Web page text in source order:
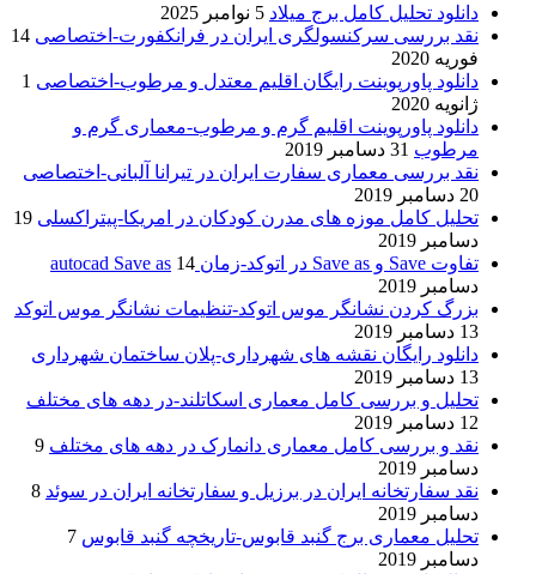
دانلود تحلیل کامل برج میلاد 5 نوامبر 2025
نقد بررسی سرکنسولگری ایران در فرانکفورت-اختصاصی 14
فوریه 2020
دانلود پاورپوینت رایگان اقلیم معتدل و مرطوب-اختصاصی 1
ژانویه 2020
دانلود پاورپوینت اقلیم گرم و مرطوب-معماری گرم و
مرطوب 31 دسامبر 2019
نقد بررسی معماری سفارت ایران در تیرانا آلبانی-اختصاصی
20 دسامبر 2019
تحلیل کامل موزه های مدرن کودکان در امریکا-پیتراکسلی 19
دسامبر 2019
تفاوت Save و Save as در اتوکد-زمان autocad Save as
14
دسامبر 2019
بزرگ کردن نشانگر موس اتوکد-تنظیمات نشانگر موس اتوکد
13 دسامبر 2019
دانلود رایگان نقشه های شهرداری-پلان ساختمان شهرداری
13 دسامبر 2019
تحلیل و بررسی کامل معماری اسکاتلند-در دهه های مختلف
12 دسامبر 2019
نقد و بررسی کامل معماری دانمارک در دهه های مختلف 9
دسامبر 2019
نقد سفارتخانه ایران در برزیل و سفارتخانه ایران در سوئد 8
دسامبر 2019
تحلیل معماری برج گنبد قابوس-تاریخچه گنبد قابوس 7
دسامبر 2019